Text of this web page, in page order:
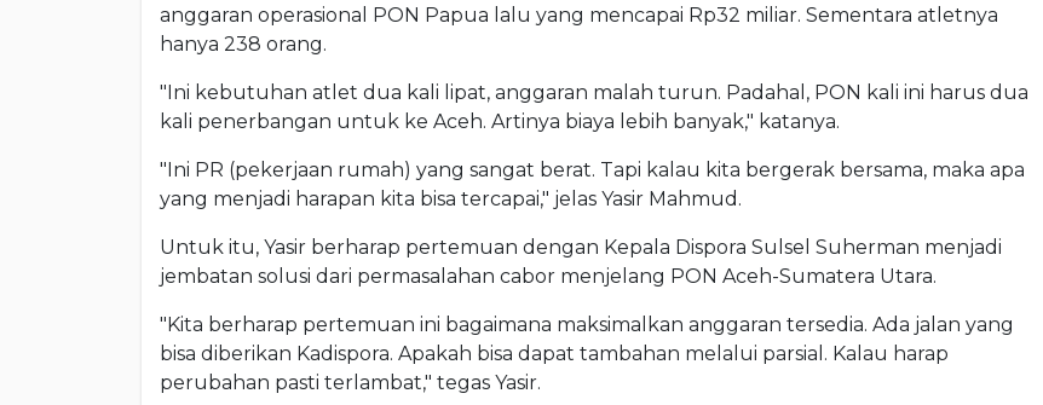
anggaran operasional PON Papua lalu yang mencapai Rp32 miliar. Sementara atletnya
hanya 238 orang.
"Ini kebutuhan atlet dua kali lipat, anggaran malah turun. Padahal, PON kali ini harus dua
kali penerbangan untuk ke Aceh. Artinya biaya lebih banyak," katanya.
"Ini PR (pekerjaan rumah) yang sangat berat. Tapi kalau kita bergerak bersama, maka apa
yang menjadi harapan kita bisa tercapai," jelas Yasir Mahmud.
Untuk itu, Yasir berharap pertemuan dengan Kepala Dispora Sulsel Suherman menjadi
jembatan solusi dari permasalahan cabor menjelang PON Aceh-Sumatera Utara.
"Kita berharap pertemuan ini bagaimana maksimalkan anggaran tersedia. Ada jalan yang
bisa diberikan Kadispora. Apakah bisa dapat tambahan melalui parsial. Kalau harap
perubahan pasti terlambat," tegas Yasir.